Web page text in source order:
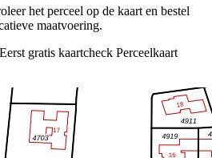
het perceel op de kaart en bestel
maatvoering.
Eerst gratis kaartcheck Perceelkaart